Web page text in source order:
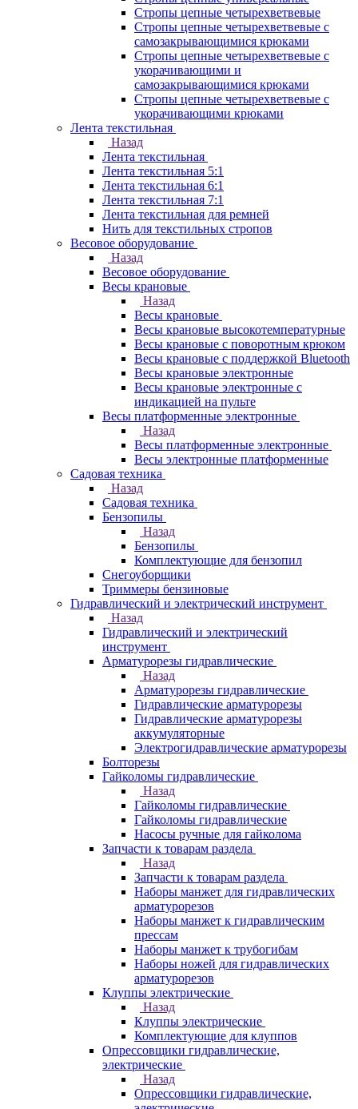
Стропы цепные четырехветвевые
Стропы цепные четырехветвевые с
самозакрывающимися крюками
Стропы цепные четырехветвевые с
укорачивающими и
самозакрывающимися крюками
Стропы цепные четырехветвевые с
укорачивающими крюками
Лента текстильная
Назад
Лента текстильная
Лента текстильная 5:1
Лента текстильная 6:1
Лента текстильная 7:1
Лента текстильная для ремней
Нить для текстильных стропов
Весовое оборудование
Назад
Весовое оборудование
Весы крановые
Назад
Весы крановые
Весы крановые высокотемпературные
Весы крановые с поворотным крюком
Весы крановые с поддержкой Bluetooth
Весы крановые электронные
Весы крановые электронные с
индикацией на пульте
Весы платформенные электронные
Назад
Весы платформенные электронные
Весы электронные платформенные
Садовая техника
Назад
Садовая техника
Бензопилы
Назад
Бензопилы
Комплектующие для бензопил
Снегоуборщики
Триммеры бензиновые
Гидравлический и электрический инструмент
Назад
Гидравлический и электрический
инструмент
Арматурорезы гидравлические
Назад
Арматурорезы гидравлические
Гидравлические арматурорезы
Гидравлические арматурорезы
аккумуляторные
Электрогидравлические арматурорезы
Болторезы
Гайколомы гидравлические
Назад
Гайколомы гидравлические
Гайколомы гидравлические
Насосы ручные для гайколома
Запчасти к товарам раздела
Назад
Запчасти к товарам раздела
Наборы манжет для гидравлических
арматурорезов
Наборы манжет к гидравлическим
прессам
Наборы манжет к трубогибам
Наборы ножей для гидравлических
арматурорезов
Клуппы электрические
Назад
Клуппы электрические
Комплектующие для клуппов
Опрессовщики гидравлические,
электрические
Назад
Опрессовщики гидравлические,